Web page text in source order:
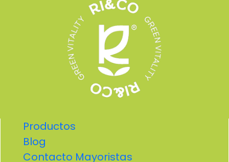
Productos
Blog
Contacto Mayoristas